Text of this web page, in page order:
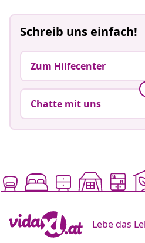
Schreib uns einfach!
Zum Hilfecenter
Chatte mit uns
Lebe das